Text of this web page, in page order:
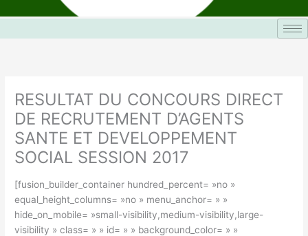
RESULTAT DU CONCOURS DIRECT
DE RECRUTEMENT D’AGENTS
SANTE ET DEVELOPPEMENT
SOCIAL SESSION 2017
[fusion_builder_container hundred_percent= »no »
equal_height_columns= »no » menu_anchor= » »
hide_on_mobile= »small-visibility,medium-visibility,large-
visibility » class= » » id= » » background_color= » »